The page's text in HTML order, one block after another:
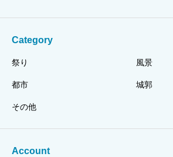
Category
祭り 風景
都市 城郭
その他
Account